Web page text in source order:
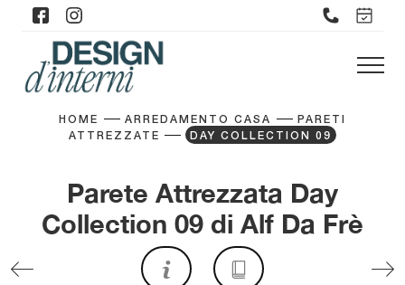
HOME ARREDAMENTO CASA
PARETI
ATTREZZATE
DAY COLLECTION 09
Parete Attrezzata Day
Collection 09 di Alf Da Frè